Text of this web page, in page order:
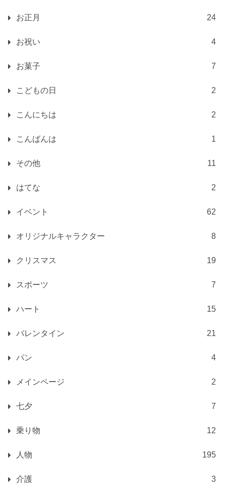
お正月 24
お祝い 4
お菓子 7
こどもの日 2
こんにちは 2
こんばんは 1
その他 11
はてな 2
イベント 62
オリジナルキャラクター 8
クリスマス 19
スポーツ 7
ハート 15
バレンタイン 21
パン 4
メインページ 2
七夕 7
乗り物 12
人物 195
介護 3